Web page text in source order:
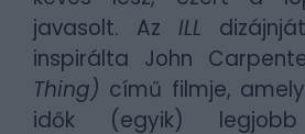
javasolt. Az ILL
inspirálta John
Thing) című filmje,
idők (egyik) legjobb